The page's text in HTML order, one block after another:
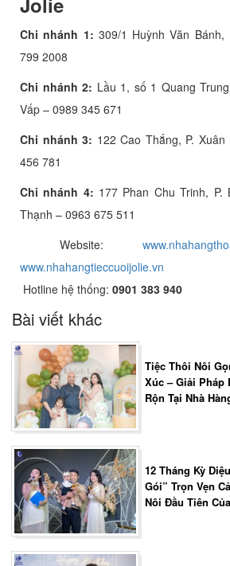
Chi nhánh 1: 309/1 Huỳnh Văn
799 2008
Chi nhánh 2: Lầu 1, số 1 Quang
Vấp – 0989 345 671
Chi nhánh 3: 122 Cao Thắng, P.
456 781
Chi nhánh 4: 177 Phan Chu Trinh, P.
Thạnh – 0963 675 511
Website:
www.nhahangtieccuoijolie.vn
Hotline hệ thống: 0901 383 940
Bài viết khác
Tiệc Thôi Nôi
Xúc – Giải Pháp
Rộn Tại Nhà
12 Tháng Kỳ
Gói” Trọn Vẹn
Nôi Đầu Tiên